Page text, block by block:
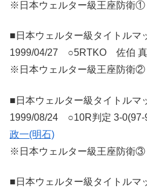
※日本ウェルター級王座防衛①
■日本ウェルター級タイトルマ
1999/04/27 ○5RTKO 佐伯 真
※日本ウェルター級王座防衛②
■日本ウェルター級タイトルマ
1999/08/24 ○10R判定 3-
政一(明石)
※日本ウェルター級王座防衛③
■日本ウェルター級タイトルマ